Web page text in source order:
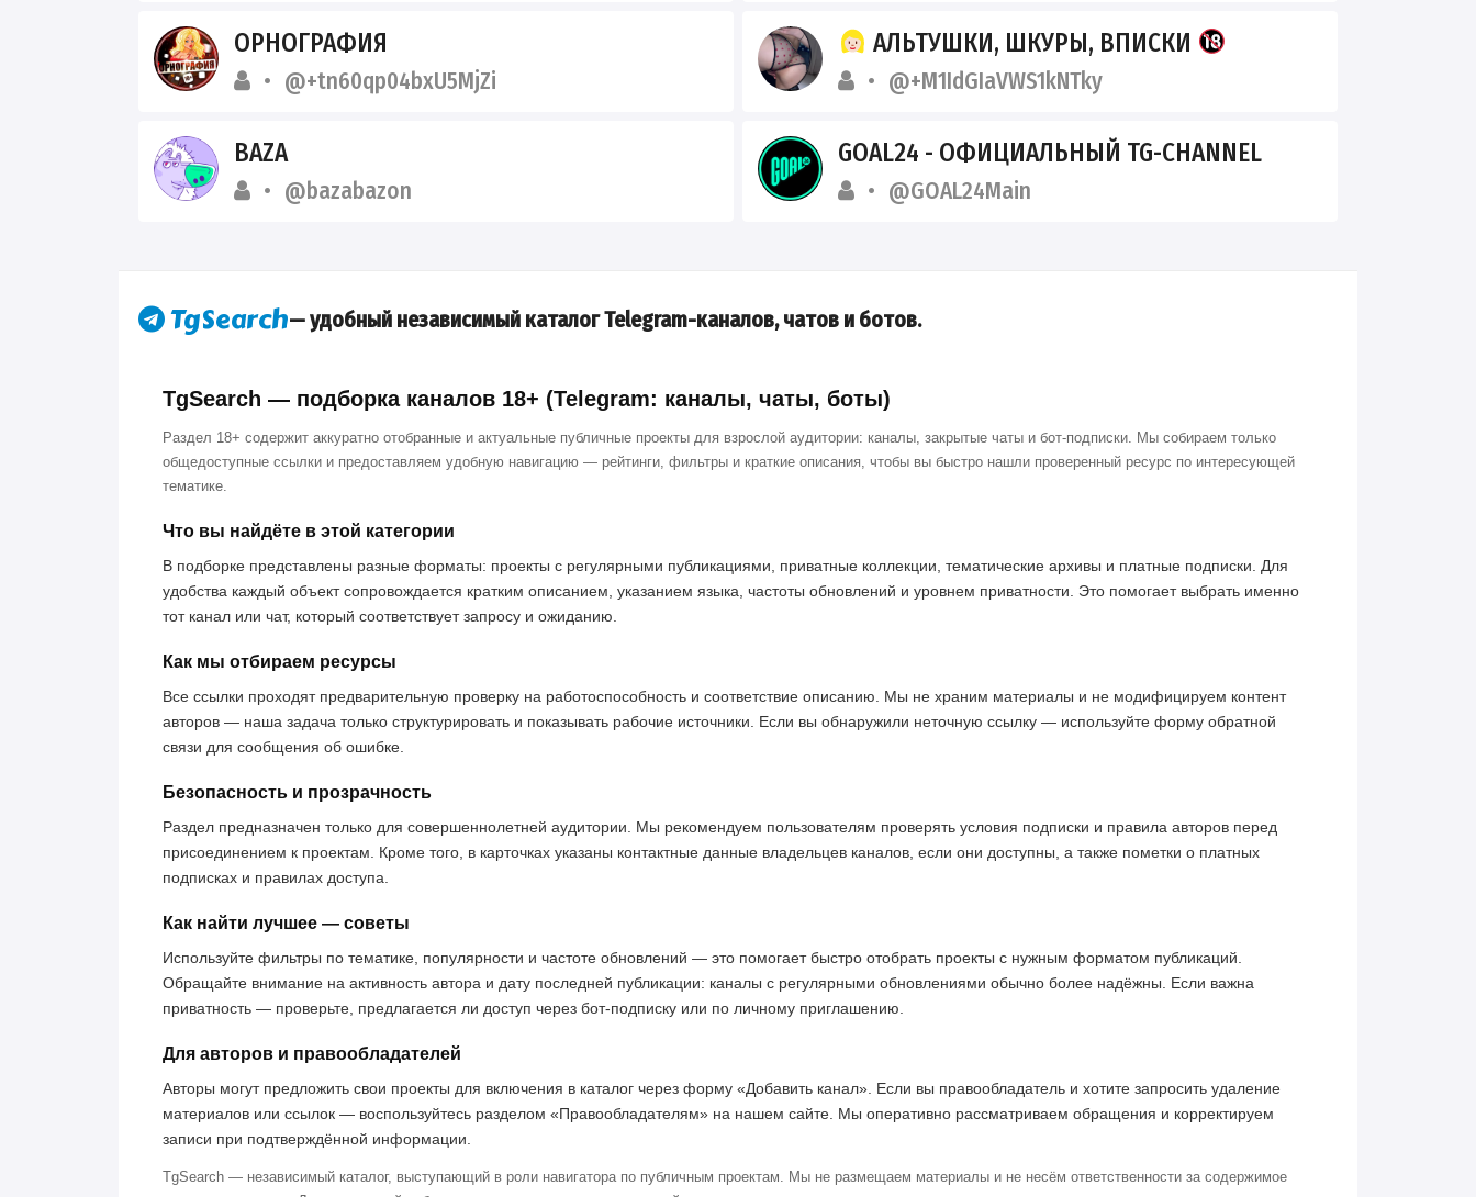
ОРНОГРАФИЯ
@+tn60qp04bxU5MjZi
АЛЬТУШКИ, ШКУРЫ, ВПИСКИ
@+M1IdGIaVWS1kNTky
BAZA
@bazabazon
GOAL24 - ОФИЦИАЛЬНЫЙ TG-CHANNEL
@GOAL24Main
— удобный независимый каталог Telegram-каналов, чатов и ботов.
TgSearch — подборка каналов 18+ (Telegram: каналы, чаты, боты)
Раздел 18+ содержит аккуратно отобранные и актуальные публичные проекты для взрослой аудитории: каналы, закрытые чаты и бот-подписки. Мы собираем только
общедоступные ссылки и предоставляем удобную навигацию — рейтинги, фильтры и краткие описания, чтобы вы быстро нашли проверенный ресурс по интересующей
тематике.
Что вы найдёте в этой категории
В подборке представлены разные форматы: проекты с регулярными публикациями, приватные коллекции, тематические архивы и платные подписки. Для
удобства каждый объект сопровождается кратким описанием, указанием языка, частоты обновлений и уровнем приватности. Это помогает выбрать именно
тот канал или чат, который соответствует запросу и ожиданию.
Как мы отбираем ресурсы
Все ссылки проходят предварительную проверку на работоспособность и соответствие описанию. Мы не храним материалы и не модифицируем контент
авторов — наша задача только структурировать и показывать рабочие источники. Если вы обнаружили неточную ссылку — используйте форму обратной
связи для сообщения об ошибке.
Безопасность и прозрачность
Раздел предназначен только для совершеннолетней аудитории. Мы рекомендуем пользователям проверять условия подписки и правила авторов перед
присоединением к проектам. Кроме того, в карточках указаны контактные данные владельцев каналов, если они доступны, а также пометки о платных
подписках и правилах доступа.
Как найти лучшее — советы
Используйте фильтры по тематике, популярности и частоте обновлений — это помогает быстро отобрать проекты с нужным форматом публикаций.
Обращайте внимание на активность автора и дату последней публикации: каналы с регулярными обновлениями обычно более надёжны. Если важна
приватность — проверьте, предлагается ли доступ через бот-подписку или по личному приглашению.
Для авторов и правообладателей
Авторы могут предложить свои проекты для включения в каталог через форму «Добавить канал». Если вы правообладатель и хотите запросить удаление
материалов или ссылок — воспользуйтесь разделом «Правообладателям» на нашем сайте. Мы оперативно рассматриваем обращения и корректируем
записи при подтверждённой информации.
TgSearch — независимый каталог, выступающий в роли навигатора по публичным проектам. Мы не размещаем материалы и не несём ответственности за содержимое